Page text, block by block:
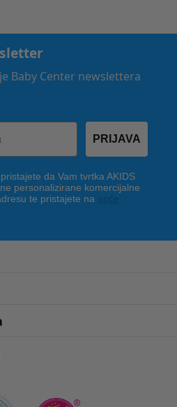
Baby Center newslettera
PRIJAVA
da Vam tvrtka AKIDS
personalizirane komercijalne
te pristajete na